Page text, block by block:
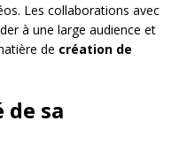
Les collaborations avec
à une large audience et
de création de
de sa